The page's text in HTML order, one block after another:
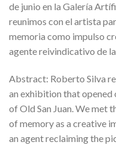
de junio en la Galería
reunimos con el artista
memoria como impulso
agente reivindicativo de
Abstract: Roberto Silva
an exhibition that opened
of Old San Juan. We met
of memory as a creative
an agent reclaiming the